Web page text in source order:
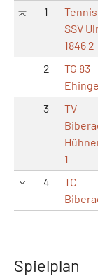
1
SSV
1846 2
2
TG 83
3
TV
1
4
TC
Spielplan